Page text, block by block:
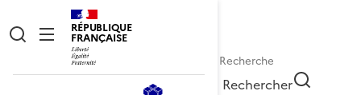
RÉPUBLIQUE
FRANÇAISE
Rechercher